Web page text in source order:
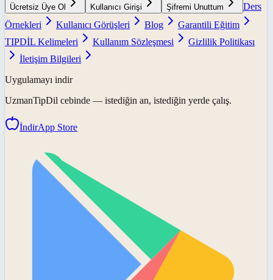
Ücretsiz Üye Ol Kullanıcı Girişi Şifremi Unuttum
Ders
Örnekleri
Kullanıcı Görüşleri Blog
Garantili Eğitim
TIPDİL Kelimeleri
Kullanım Sözleşmesi
Gizlilik Politikası
İletişim Bilgileri
Uygulamayı indir
UzmanTipDil cebinde — istediğin an, istediğin yerde çalış.
İndirApp Store